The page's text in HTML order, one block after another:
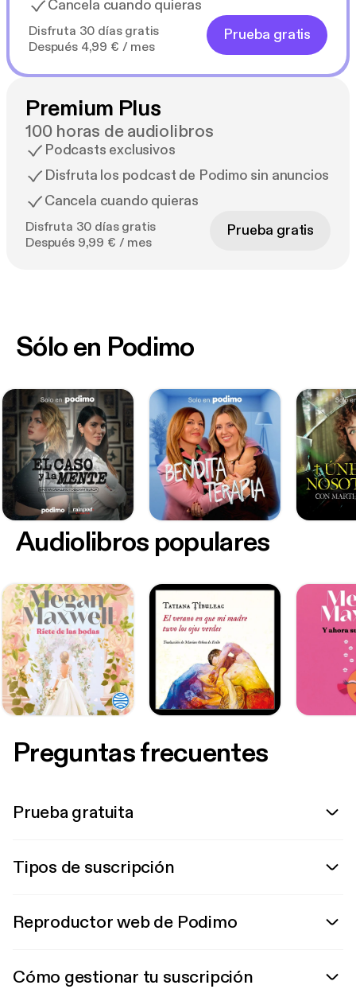
Cancela cuando quieras
Disfruta 30 días gratis
Después 4,99 € / mes
Prueba gratis
Premium Plus
100 horas de audiolibros
Podcasts exclusivos
Disfruta los podcast de Podimo sin anuncios
Cancela cuando quieras
Disfruta 30 días gratis
Después 9,99 € / mes
Prueba gratis
Sólo en Podimo
Audiolibros populares
Preguntas frecuentes
Prueba gratuita
Tipos de suscripción
Reproductor web de Podimo
Cómo gestionar tu suscripción